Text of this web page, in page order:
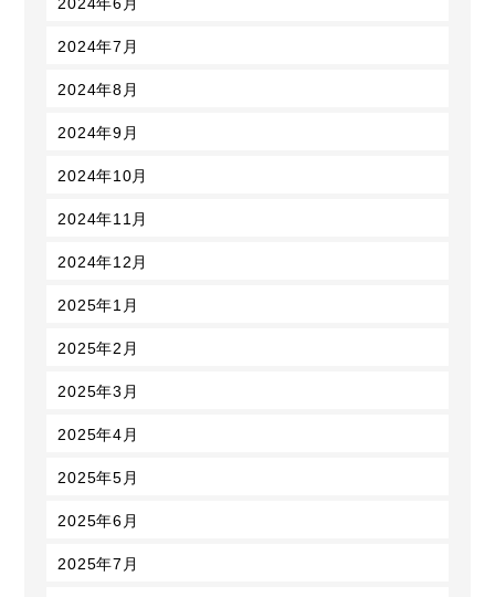
2024年7月
2024年8月
2024年9月
2024年10月
2024年11月
2024年12月
2025年1月
2025年2月
2025年3月
2025年4月
2025年5月
2025年6月
2025年7月